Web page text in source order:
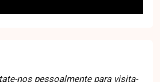
nos pessoalmente para visita-